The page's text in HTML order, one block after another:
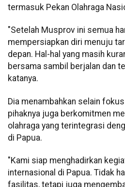
termasuk Pekan Olahraga
"Setelah Musprov ini semua
mempersiapkan diri menuju
depan. Hal-hal yang masih
bersama sambil berjalan dan
katanya.
Dia menambahkan selain
pihaknya juga berkomitmen
olahraga yang terintegrasi
di Papua.
"Kami siap menghadirkan
internasional di Papua. Tidak
fasilitas, tetapi juga